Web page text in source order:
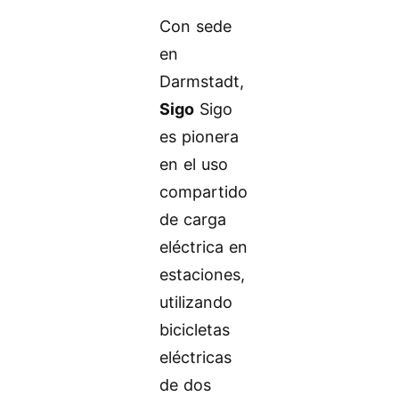
Con sede
en
Darmstadt,
Sigo Sigo
es pionera
en el uso
compartido
de carga
eléctrica en
estaciones,
utilizando
bicicletas
eléctricas
de dos